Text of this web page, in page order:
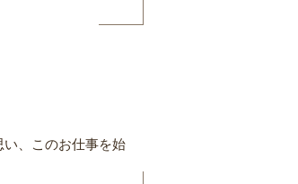
、このお仕事を始